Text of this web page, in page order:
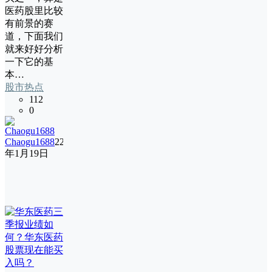
医药股里比较
有前景的赛
道，下面我们
就来好好分析
一下它的基
本…
股市热点
112
0
Chaogu168822
年1月19日